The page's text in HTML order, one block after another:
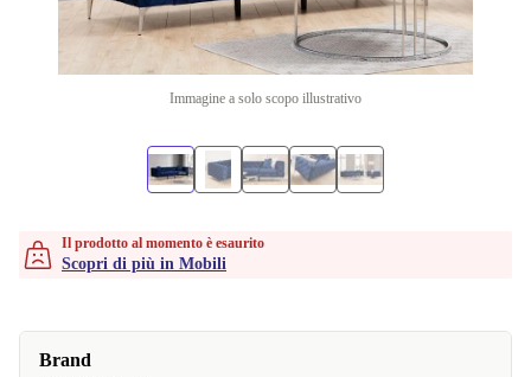
Immagine a solo scopo illustrativo
Il prodotto al momento è esaurito
Scopri di più in Mobili
Brand